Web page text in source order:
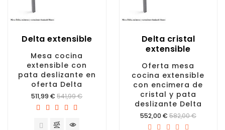
Delta extensible
Mesa cocina
extensible con
pata deslizante en
oferta Delta
Precio
511,99 € 541,99 €
Delta cristal
extensible
Oferta mesa
cocina extensible
con encimera de
cristal y pata
deslizante Delta
Precio
552,00 € 582,00 €